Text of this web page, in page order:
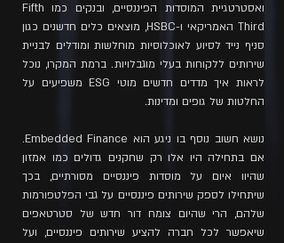
ואסטרטגיית המוסדות הפיננסיים, ובנקים כמו Fifth
Third האמריקאי ו-HSBC, מוצאים כלים חדשנים כגון
סניף נייד לסיוע לאוכלוסיות מוחלשות ומודלים לבניית
שירותים ללקוחות בעלי מוגבלויות. ברמת המקרו, נוכל
לראות איך מדדים חדשים מוטי ESG משפיעים על
החלטות של גופים ומדינות.
נושא חשוב נוסף בו ניגע הוא Embedded Finance.
אם בתחילה היו אלו רק שחקנים גדולים כמו אמזון
שהיוו איום על מוסדות פיננסיים מסורתיים, בכך
שיתחילו לספק שירותים פיננסיים על גבי הפלטפורמות
שלהם, הרי שהיום צומח דור חדש של סטרטאפים
שיאפשר לכל חברה להציע שירותים פיננסיים, ועל